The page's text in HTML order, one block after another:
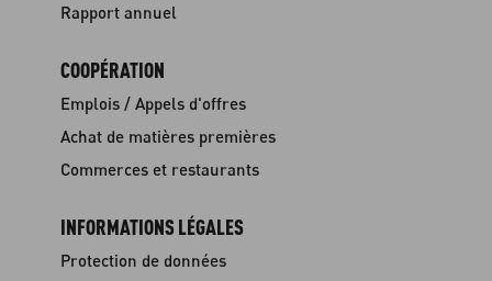
Rapport annuel
COOPÉRATION
Emplois / Appels d'offres
Achat de matières premières
Commerces et restaurants
INFORMATIONS LÉGALES
Protection de données